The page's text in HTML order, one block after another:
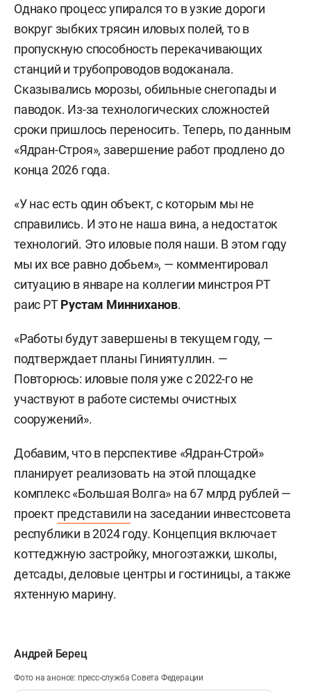
переработки ила — комплекс с дренажными
трубами и насосной станцией. На дне каждой
карты уложили многослойный пирог из
геомембран, щебня и дренажных труб, который
изолирует ил от земли. Затем ил в смеси с
биореагентами закачали в геотубы —
геотекстильные контейнеры вместимостью
более 1 тыс. кубометров. В результате процесса
образуются твердые и взвешенные вещества, а
освобожденная от них вода через поры
мембраны выдавливается наружу, собирается в
резервуары и направляется обратно на
очистные сооружения. На следующих этапах
работ геотубы укладываются обратно в
котлован, откуда был откачан ил. После чего
песком и грунтом. Нагрузка внутри тубы
спрессовывает вещества, а реагенты их
обезвреживают и стабилизируют.
Однако процесс упирался то в узкие дороги
вокруг зыбких трясин иловых полей, то в
пропускную способность перекачивающих
станций и трубопроводов водоканала.
Сказывались морозы, обильные снегопады и
паводок. Из-за технологических сложностей
сроки пришлось переносить. Теперь, по данным
«Ядран-Строя», завершение работ продлено до
конца 2026 года.
«У нас есть один объект, с которым мы не
справились. И это не наша вина, а недостаток
технологий. Это иловые поля наши. В этом году
мы их все равно добьем», — комментировал
ситуацию в январе на коллегии минстроя РТ
раис РТРустам Минниханов.
«Работы будут завершены в текущем году, —
подтверждает планы Гиниятуллин. —
Повторюсь: иловые поля уже с 2022-го не
участвуют в работе системы очистных
сооружений».
Добавим, что в перспективе «Ядран-Строй»
планирует реализовать на этой площадке
комплекс «Большая Волга» на 67 млрд рублей —
проект представили на заседании инвестсовета
республики в 2024 году. Концепция включает
коттеджную застройку, многоэтажки, школы,
детсады, деловые центры и гостиницы, а также
яхтенную марину.
Андрей Берец
Фото на анонсе: пресс-служба Совета Федерации